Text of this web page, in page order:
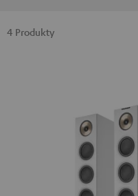
4 Produkty